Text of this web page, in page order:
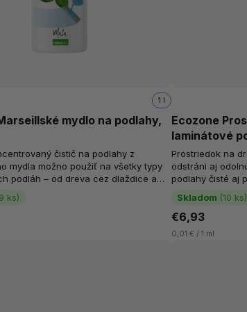
mydlo na podlahy,
ks)
1 l
čistič na podlahy z
mydla možno použiť na všetky typy
podláh – od dreva cez dlaždice a
koberce. Stačí len...
Ecozone
laminátové
Skladom (10 ks)
€6,93
0,01 € / 1 ml
Prostriedok na
odstráni aj
podlahy čisté aj
špeciálnemu